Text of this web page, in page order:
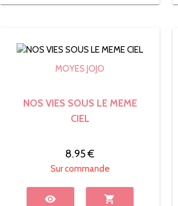
MOYES JOJO
NOS VIES SOUS LE MEME
CIEL
8.95 €
Sur commande
visibility shopping_cart